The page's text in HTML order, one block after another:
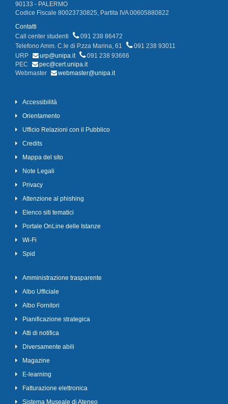
90133 - PALERMO
Codice Fiscale 80023730825, Partita IVA 00605880822
Contatti
Call center studenti
091 238 86472
Telefono Amm. C.le di P.zza Marina, 61
091 238 93011
URP
urp@unipa.it
091 238 93666
PEC
pec@cert.unipa.it
Webmaster
webmaster@unipa.it
Accessibilità
Orientamento
Ufficio Relazioni con il Pubblico
Credits
Mappa del sito
Note Legali
Privacy
Attenzione al phishing
Elenco siti tematici
Portale OnLine delle Istanze
Wi-Fi
Spid
Amministrazione trasparente
Albo Ufficiale
Albo Fornitori
Pianificazione strategica
Atti di notifica
Diversamente abili
Magazine
E-learning
Fatturazione elettronica
Sistema Museale di Ateneo